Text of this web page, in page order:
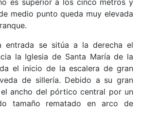
medio punto queda muy elevada
entrada se sitúa a la derecha el
la Iglesia de Santa María de la
el inicio de la escalera de gran
de sillería. Debido a su gran
ancho del pórtico central por un
tamaño rematado en arco de